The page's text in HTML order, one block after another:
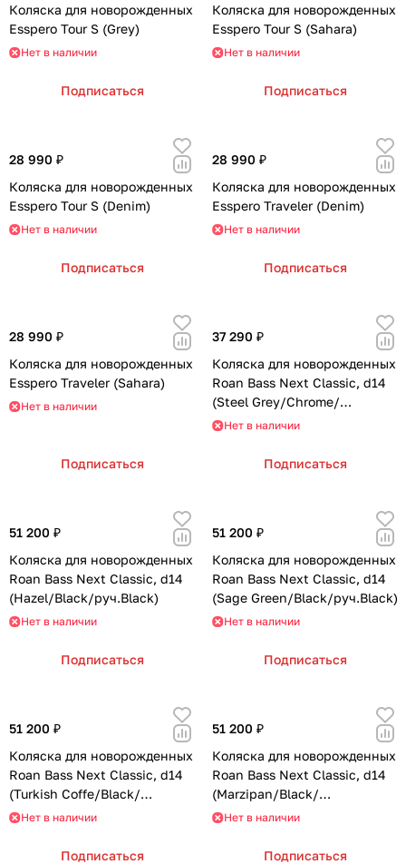
Коляска для новорожденных
Esspero Tour S (Grey)
Нет в наличии
Подписаться
Коляска для новорожденных
Esspero Tour S (Sahara)
Нет в наличии
Подписаться
28 990 ₽
Коляска для новорожденных
Esspero Tour S (Denim)
Нет в наличии
Подписаться
28 990 ₽
Коляска для новорожденных
Esspero Traveler (Denim)
Нет в наличии
Подписаться
28 990 ₽
Коляска для новорожденных
Esspero Traveler (Sahara)
Нет в наличии
Подписаться
37 290 ₽
Коляска для новорожденных
Roan Bass Next Classic, d14
(Steel Grey/Chrome/
руч.Серый)
Нет в наличии
Подписаться
51 200 ₽
Коляска для новорожденных
Roan Bass Next Classic, d14
(Hazel/Black/руч.Black)
Нет в наличии
Подписаться
51 200 ₽
Коляска для новорожденных
Roan Bass Next Classic, d14
(Sage Green/Black/руч.Black)
Нет в наличии
Подписаться
51 200 ₽
Коляска для новорожденных
Roan Bass Next Classic, d14
(Turkish Coffe/Black/
руч.Cappuccino)
Нет в наличии
Подписаться
51 200 ₽
Коляска для новорожденных
Roan Bass Next Classic, d14
(Marzipan/Black/
руч.Cappuccino)
Нет в наличии
Подписаться